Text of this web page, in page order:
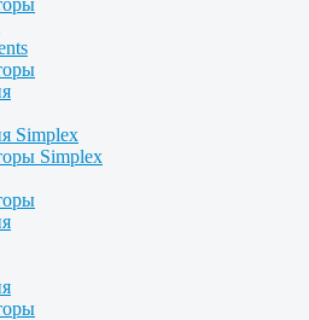
Simplex
Simplex